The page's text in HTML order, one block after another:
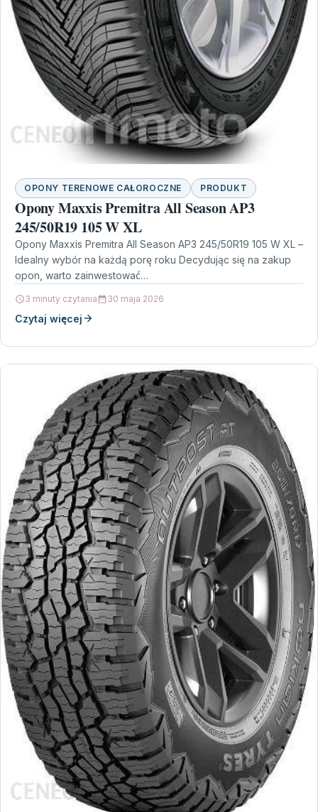
OPONY TERENOWE CAŁOROCZNE PRODUKT
Opony Maxxis Premitra All Season AP3
245/50R19 105 W XL
Opony Maxxis Premitra All Season AP3 245/50R19 105 W XL –
Idealny wybór na każdą porę roku Decydując się na zakup
opon, warto zainwestować…
3 minuty czytania 30 maja 2026
Czytaj więcej